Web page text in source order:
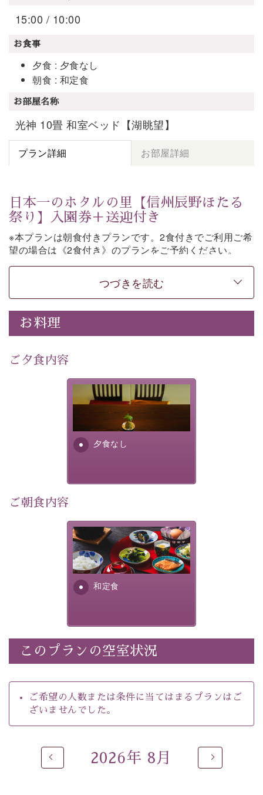
15:00 / 10:00
お食事
夕食 : 夕食なし
朝食 : 和定食
お部屋名称
光神 10畳 和室ベッド【湖眺望】
プラン詳細 お部屋詳細
日本一のホタルの里【信州辰野ほたる
祭り】入園券＋送迎付き
※本プランは朝食付きプランです。2食付きでご利用ご希
望の場合は《2食付き》のプランをご予約ください。
「日本一のホタルの里」として知られる辰野町・ほたる
そこで開催される【信州辰野ほたる祭り】への送迎と入
園券がついた期間限定プランをご用意いたしました。
ホタルが織りなす幻想的な光景。昨年は多い日で1日
4,000匹以上のホタルが観測されました。（
像：辰野町）
自然豊かな信州ならではの風情をご体験ください。
宿泊期間：2026年6月13日～21日
【スケジュール】
19：10 お隣の「ホテル紅や」ロビー集合
20：00 ほたる童謡公園到着（60分間の自由時間）
21：00 ほたる童謡公園出発
21：45 「ホテル紅や」到着
【ご予約前にご確認ください】
※本プランはバスの定員に限りがあるため、先着順での
ご案内となります。
※ご予約完了後でも、時間差により満席となる場合がご
ざいます。その際は当館よりご連絡申し上げます。
※催行人数に満たない場合は、催行を見合わせる場合が
※ほたる童謡公園では自由行動となります（ガイドは付
きません）。
※ホタルの発生は自然条件に左右されるため、ご覧いた
だけない場合もございます。
-----------【安心への取り組み】----------
個室料亭、貸切風呂のご利用が可能な上、 安心安全にご
滞在いただけるよう
徹底した衛生管理を行っております。
-------------------------------------------------
つづきを読む
お料理
ご夕食内容
夕食なし
夕食なしご夕食を追加される
場合は、二食付きのプランを
お選びくださいませ。
ご朝食内容
和定食
さっぱりとした和食膳に使わ
れる食材は、諏訪の名産品を
ふんだんに取り入れ、安心・
安全を心掛けた長野県産...
このプランの空室状況
ご希望の人数または条件に当てはまるプランはご
ざいませんでした。
2026年 8月